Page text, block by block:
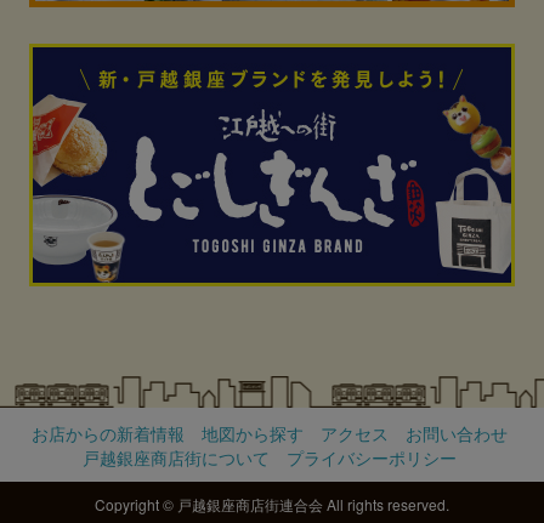
お店からの新着情報 地図から探す アクセス
お問い合わせ
戸越銀座商店街について
プライバシーポリシー
Copyright © 戸越銀座商店街連合会 All rights reserved.